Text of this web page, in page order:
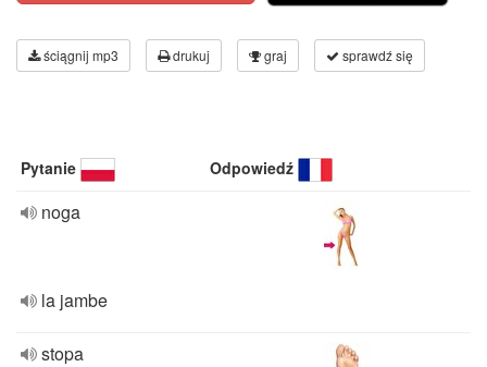
ściągnij mp3 drukuj graj sprawdź się
Pytanie Odpowiedź
noga
la jambe
stopa